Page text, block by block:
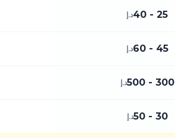
25 - 40 د.إ
45 - 60 د.إ
300 - 500 د.إ
30 - 50 د.إ